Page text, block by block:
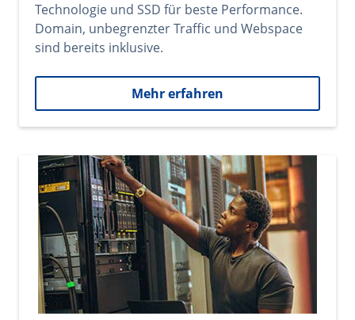
Technologie und SSD für beste Performance.
Domain, unbegrenzter Traffic und Webspace
sind bereits inklusive.
Mehr erfahren